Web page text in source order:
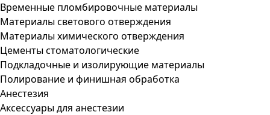
Временные пломбировочные материалы
Материалы светового отверждения
Материалы химического отверждения
Цементы стоматологические
Подкладочные и изолирующие материалы
Полирование и финишная обработка
Анестезия
Аксессуары для анестезии